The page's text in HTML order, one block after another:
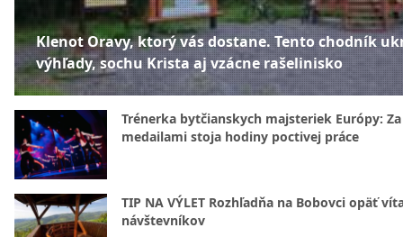
Klenot Oravy, ktorý vás dostane. Tento chodník
výhľady, sochu Krista aj vzácne rašelinisko
Trénerka bytčianskych majsteriek Európy: Za
medailami stoja hodiny poctivej práce
TIP NA VÝLET Rozhľadňa na Bobovci opäť
návštevníkov